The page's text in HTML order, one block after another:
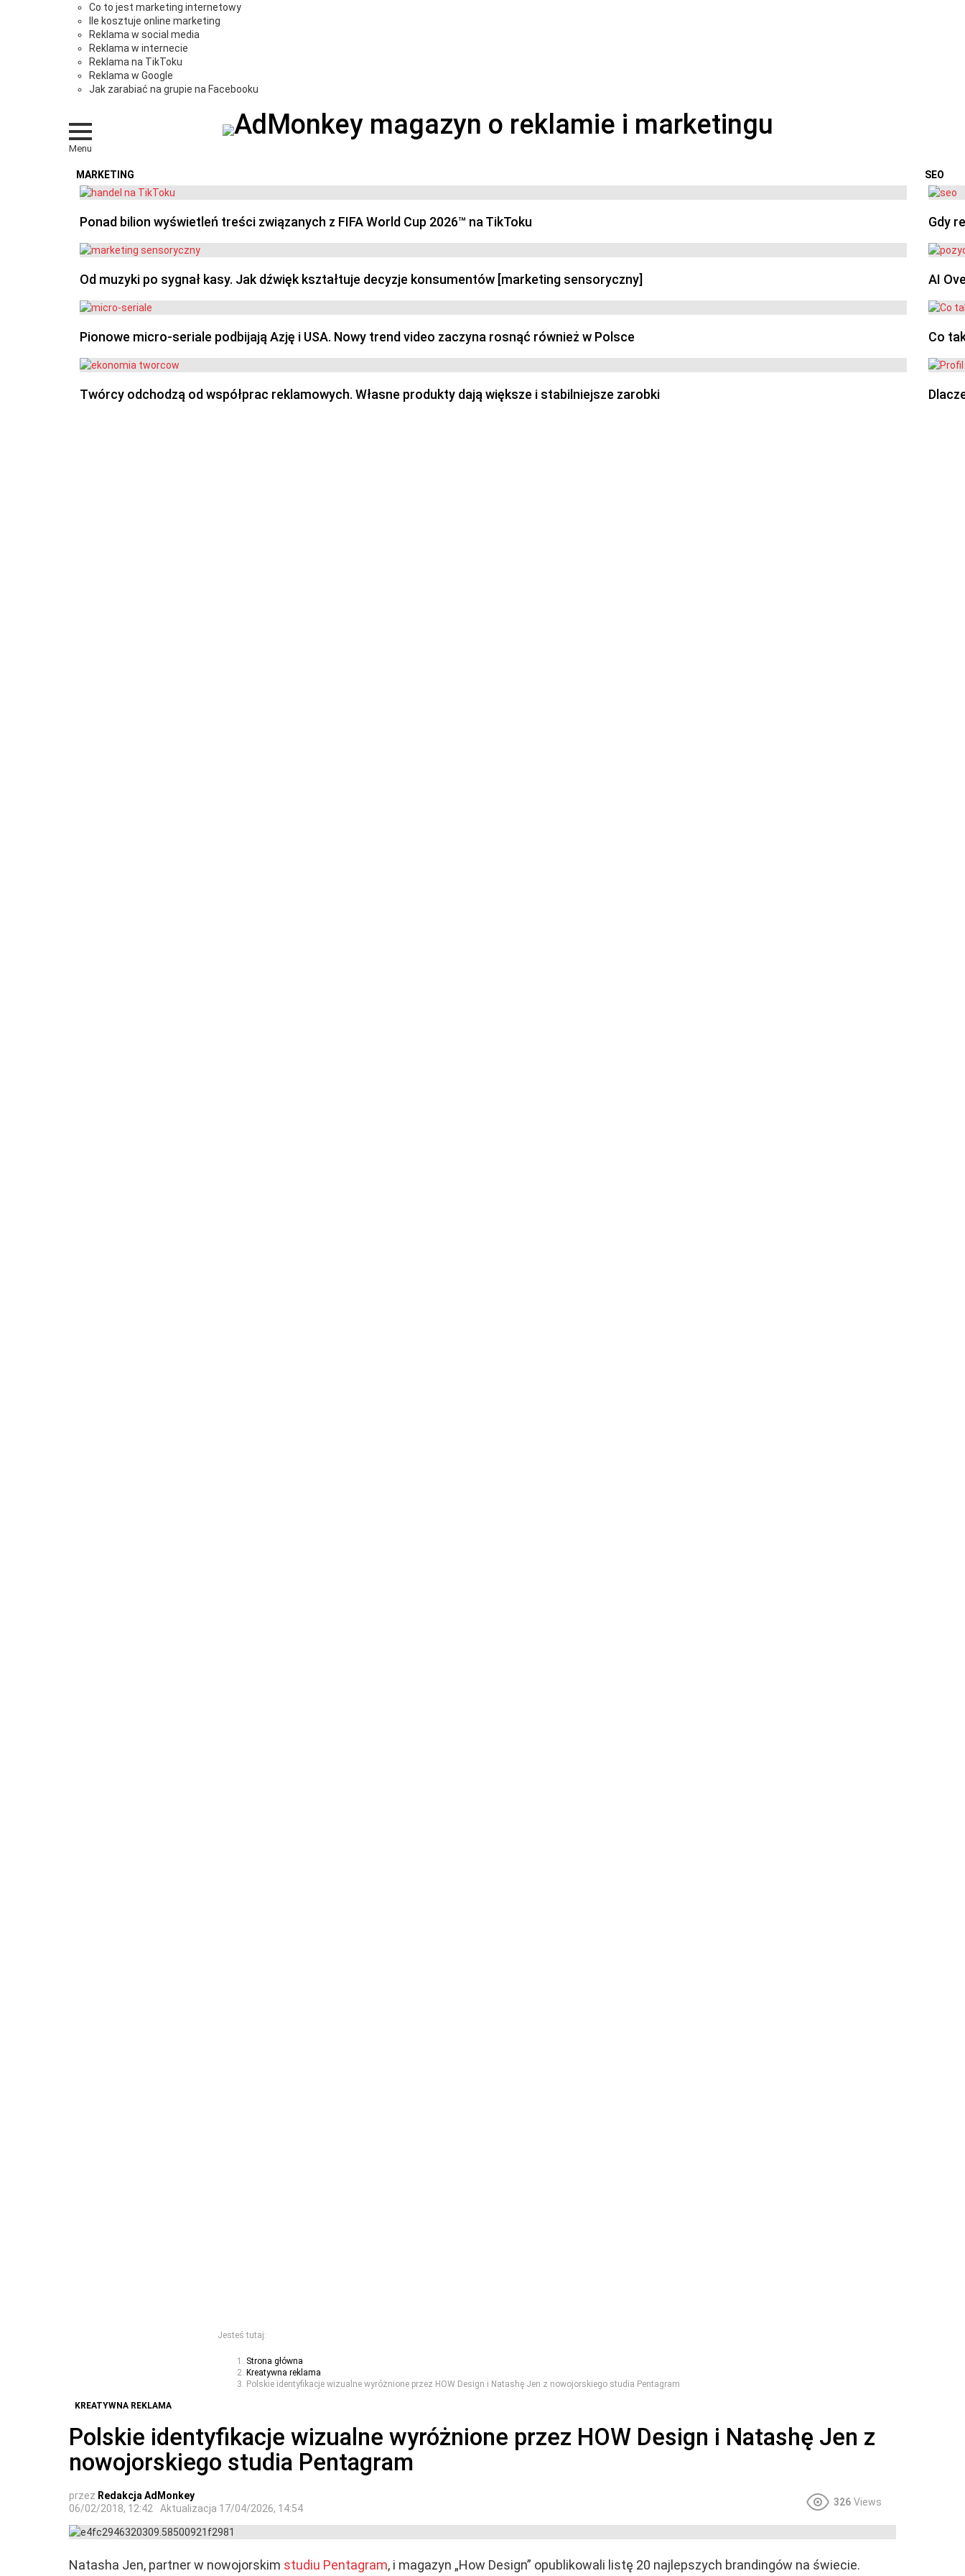
Co to jest marketing internetowy
Ile kosztuje online marketing
Reklama w social media
Reklama w internecie
Reklama na TikToku
Reklama w Google
Jak zarabiać na grupie na Facebooku
Menu magazyn o marketingu, reklamie i kreatywności
MARKETING
OSTATNIE
Ponad bilion wyświetleń treści związanych z FIFA World Cup 2026™ na TikToku
Od muzyki po sygnał kasy. Jak dźwięk kształtuje decyzje konsumentów [marketing sensoryczny]
Pionowe micro-seriale podbijają Azję i USA. Nowy trend video zaczyna rosnąć również w Polsce
Twórcy odchodzą od współprac reklamowych. Własne produkty dają większe i stabilniejsze zarobki
SEO
Gdy
AI
Co
Jesteś tutaj:
Strona główna
Kreatywna reklama
Polskie identyfikacje wizualne wyróżnione przez HOW Design i Natashę Jen z nowojorskiego studia Pentagram
KREATYWNA REKLAMA
Polskie identyfikacje wizualne wyróżnione przez HOW Design i Natashę Jen z
nowojorskiego studia Pentagram
przez Redakcja AdMonkey
06/02/2018, 12:42
Aktualizacja 17/04/2026, 14:54
326 Views
Natasha Jen, partner w nowojorskim studiu Pentagram, i magazyn „How Design” opublikowali listę 20 najlepszych brandingów na świecie.